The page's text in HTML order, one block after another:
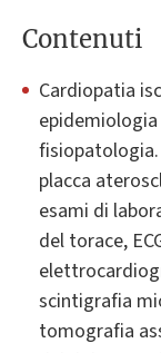
Contenuti
Cardiopatia
placca
esami di
del torace,
scintigrafia
tomografia